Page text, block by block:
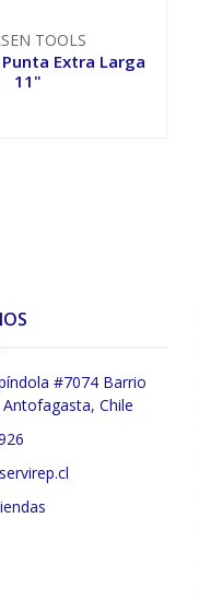
TOOLS
Extra Larga
11"
#7074 Barrio
Chile